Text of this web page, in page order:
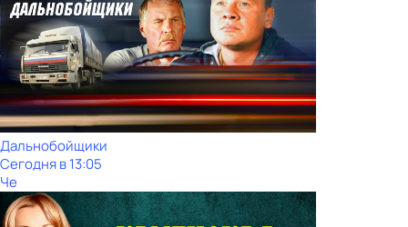
Дальнобойщики
Сегодня в 13:05
Че